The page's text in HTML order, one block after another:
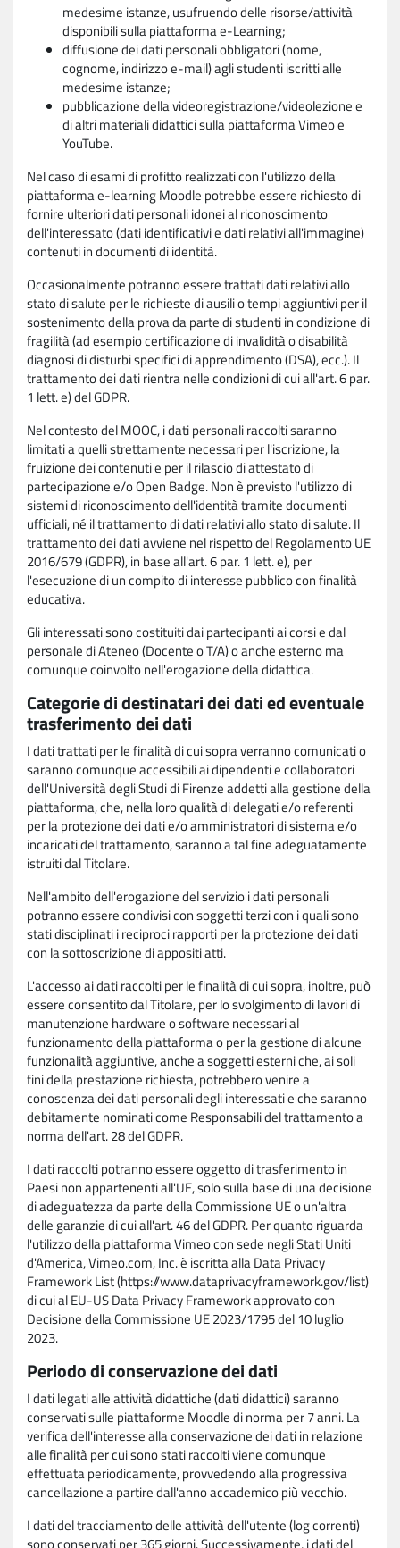
medesime istanze, usufruendo delle risorse/attività
disponibili sulla piattaforma e-Learning;
diffusione dei dati personali obbligatori (nome,
cognome, indirizzo e-mail) agli studenti iscritti alle
medesime istanze;
pubblicazione della videoregistrazione/videolezione e
di altri materiali didattici sulla piattaforma Vimeo e
YouTube.
Nel caso di esami di profitto realizzati con l'utilizzo della
piattaforma e-learning Moodle potrebbe essere richiesto di
fornire ulteriori dati personali idonei al riconoscimento
dell'interessato (dati identificativi e dati relativi all'immagine)
contenuti in documenti di identità.
Occasionalmente potranno essere trattati dati relativi allo
stato di salute per le richieste di ausili o tempi aggiuntivi per il
sostenimento della prova da parte di studenti in condizione di
fragilità (ad esempio certificazione di invalidità o disabilità
diagnosi di disturbi specifici di apprendimento (DSA), ecc.). Il
trattamento dei dati rientra nelle condizioni di cui all'art. 6 par.
1 lett. e) del GDPR.
Nel contesto del MOOC, i dati personali raccolti saranno
limitati a quelli strettamente necessari per l'iscrizione, la
fruizione dei contenuti e per il rilascio di attestato di
partecipazione e/o Open Badge. Non è previsto l'utilizzo di
sistemi di riconoscimento dell'identità tramite documenti
ufficiali, né il trattamento di dati relativi allo stato di salute. Il
trattamento dei dati avviene nel rispetto del Regolamento UE
2016/679 (GDPR), in base all'art. 6 par. 1 lett. e), per
l'esecuzione di un compito di interesse pubblico con finalità
educativa.
Gli interessati sono costituiti dai partecipanti ai corsi e dal
personale di Ateneo (Docente o T/A) o anche esterno ma
comunque coinvolto nell'erogazione della didattica.
Categorie di destinatari dei dati ed eventuale
trasferimento dei dati
I dati trattati per le finalità di cui sopra verranno comunicati o
saranno comunque accessibili ai dipendenti e collaboratori
dell'Università degli Studi di Firenze addetti alla gestione della
piattaforma, che, nella loro qualità di delegati e/o referenti
per la protezione dei dati e/o amministratori di sistema e/o
incaricati del trattamento, saranno a tal fine adeguatamente
istruiti dal Titolare.
Nell'ambito dell'erogazione del servizio i dati personali
potranno essere condivisi con soggetti terzi con i quali sono
stati disciplinati i reciproci rapporti per la protezione dei dati
con la sottoscrizione di appositi atti.
L'accesso ai dati raccolti per le finalità di cui sopra, inoltre, può
essere consentito dal Titolare, per lo svolgimento di lavori di
manutenzione hardware o software necessari al
funzionamento della piattaforma o per la gestione di alcune
funzionalità aggiuntive, anche a soggetti esterni che, ai soli
fini della prestazione richiesta, potrebbero venire a
conoscenza dei dati personali degli interessati e che saranno
debitamente nominati come Responsabili del trattamento a
norma dell'art. 28 del GDPR.
I dati raccolti potranno essere oggetto di trasferimento in
Paesi non appartenenti all'UE, solo sulla base di una decisione
di adeguatezza da parte della Commissione UE o un'altra
delle garanzie di cui all'art. 46 del GDPR. Per quanto riguarda
l'utilizzo della piattaforma Vimeo con sede negli Stati Uniti
d'America, Vimeo.com, Inc. è iscritta alla Data Privacy
Framework List (https://www.dataprivacyframework.gov/list)
di cui al EU-US Data Privacy Framework approvato con
Decisione della Commissione UE 2023/1795 del 10 luglio
2023.
Periodo di conservazione dei dati
I dati legati alle attività didattiche (dati didattici) saranno
conservati sulle piattaforme Moodle di norma per 7 anni. La
verifica dell'interesse alla conservazione dei dati in relazione
alle finalità per cui sono stati raccolti viene comunque
effettuata periodicamente, provvedendo alla progressiva
cancellazione a partire dall'anno accademico più vecchio.
I dati del tracciamento delle attività dell'utente (log correnti)
sono conservati per 365 giorni. Successivamente, i dati del